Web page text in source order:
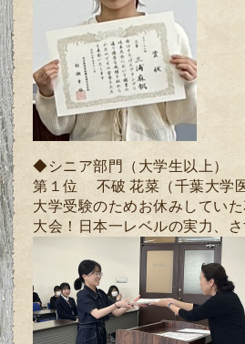
◆シニア部門（大学生以上）
第１位 不破 花菜 （千葉大学
大学受験のためお休みしてい
大会！日本一レベルの実力、さ